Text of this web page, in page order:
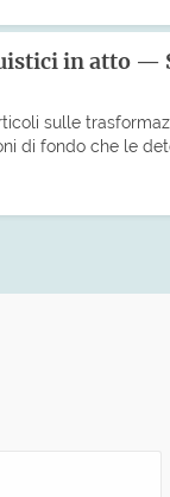
in atto —
sulle
di fondo che le